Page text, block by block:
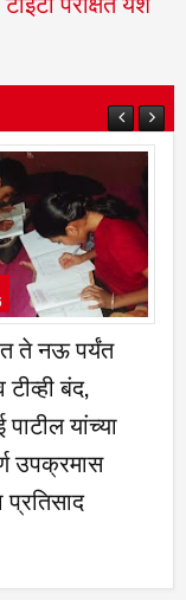
कृषिउत्पन्न
तुळजापूर ज्वारी
पिकास उच्चांकी
06
Aug
2026